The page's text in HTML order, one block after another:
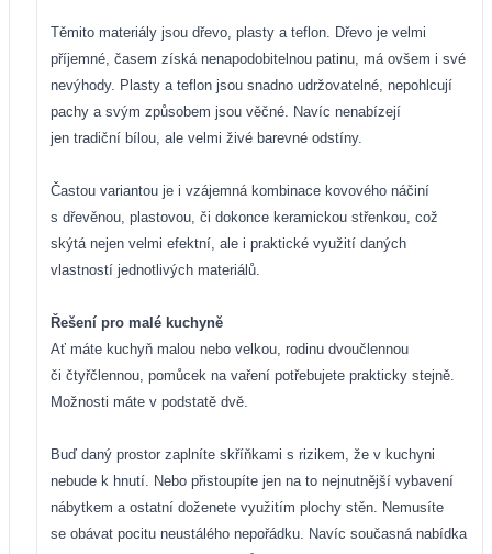
Těmito materiály jsou dřevo, plasty a teflon. Dřevo je velmi
příjemné, časem získá nenapodobitelnou patinu, má ovšem i své
nevýhody. Plasty a teflon jsou snadno udržovatelné, nepohlcují
pachy a svým způsobem jsou věčné. Navíc nenabízejí
jen tradiční bílou, ale velmi živé barevné odstíny.
Častou variantou je i vzájemná kombinace kovového náčiní
s dřevěnou, plastovou, či dokonce keramickou střenkou, což
skýtá nejen velmi efektní, ale i praktické využití daných
vlastností jednotlivých materiálů.
Řešení pro malé kuchyně
Ať máte kuchyň malou nebo velkou, rodinu dvoučlennou
či čtyřčlennou, pomůcek na vaření potřebujete prakticky stejně.
Možnosti máte v podstatě dvě.
Buď daný prostor zaplníte skříňkami s rizikem, že v kuchyni
nebude k hnutí. Nebo přistoupíte jen na to nejnutnější vybavení
nábytkem a ostatní doženete využitím plochy stěn. Nemusíte
se obávat pocitu neustálého nepořádku. Navíc současná nabídka